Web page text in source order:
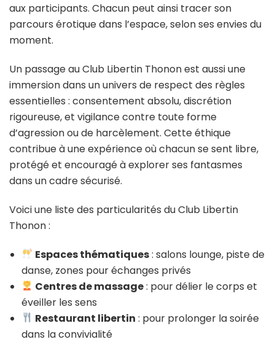
aux participants. Chacun peut ainsi tracer son
parcours érotique dans l’espace, selon ses envies du
moment.
Un passage au Club Libertin Thonon est aussi une
immersion dans un univers de respect des règles
essentielles : consentement absolu, discrétion
rigoureuse, et vigilance contre toute forme
d’agression ou de harcèlement. Cette éthique
contribue à une expérience où chacun se sent libre,
protégé et encouragé à explorer ses fantasmes
dans un cadre sécurisé.
Voici une liste des particularités du Club Libertin
Thonon :
Espaces thématiques: salons lounge, piste de
danse, zones pour échanges privés
Centres de massage: pour délier le corps et
éveiller les sens
Restaurant libertin : pour prolonger la soirée
dans la convivialité